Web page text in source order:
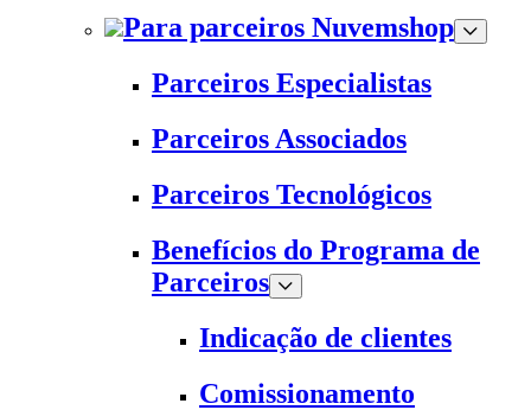
Para parceiros Nuvemshop
Parceiros Especialistas
Parceiros Associados
Parceiros Tecnológicos
Benefícios do Programa de
Parceiros
Indicação de clientes
Comissionamento